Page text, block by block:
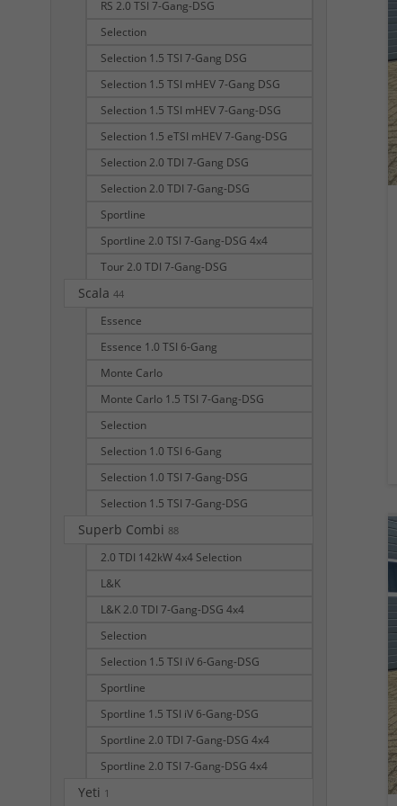
RS 2.0 TSI 7-Gang-DSG
Selection
Selection 1.5 TSI 7-Gang DSG
Selection 1.5 TSI mHEV 7-Gang DSG
Selection 1.5 TSI mHEV 7-Gang-DSG
Selection 1.5 eTSI mHEV 7-Gang-DSG
Selection 2.0 TDI 7-Gang DSG
Selection 2.0 TDI 7-Gang-DSG
Sportline
Sportline 2.0 TSI 7-Gang-DSG 4x4
Tour 2.0 TDI 7-Gang-DSG
Scala 44
Essence
Essence 1.0 TSI 6-Gang
Monte Carlo
Monte Carlo 1.5 TSI 7-Gang-DSG
Selection
Selection 1.0 TSI 6-Gang
Selection 1.0 TSI 7-Gang-DSG
Selection 1.5 TSI 7-Gang-DSG
Superb Combi 88
2.0 TDI 142kW 4x4 Selection
L&K
L&K 2.0 TDI 7-Gang-DSG 4x4
Selection
Selection 1.5 TSI iV 6-Gang-DSG
Sportline
Sportline 1.5 TSI iV 6-Gang-DSG
Sportline 2.0 TDI 7-Gang-DSG 4x4
Sportline 2.0 TSI 7-Gang-DSG 4x4
Yeti 1